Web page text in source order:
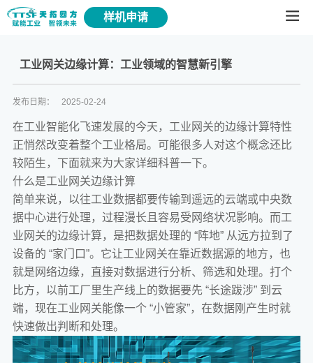
样机申请
工业网关边缘计算：工业领域的智慧新引擎
发布日期： 2025-02-24
在工业智能化飞速发展的今天，工业网关的边缘计算特性
正悄然改变着整个工业格局。可能很多人对这个概念还比
较陌生，下面就来为大家详细科普一下。
什么是工业网关边缘计算
简单来说，以往工业数据都要传输到遥远的云端或中央数
据中心进行处理，过程漫长且容易受网络状况影响。而工
业网关的边缘计算，是把数据处理的 “阵地” 从远方拉到了
设备的 “家门口”。它让工业网关在靠近数据源的地方，也
就是网络边缘，直接对数据进行分析、筛选和处理。打个
比方，以前工厂里生产线上的数据要先 “长途跋涉” 到云
端，现在工业网关能像一个 “小管家”，在数据刚产生时就
快速做出判断和处理。